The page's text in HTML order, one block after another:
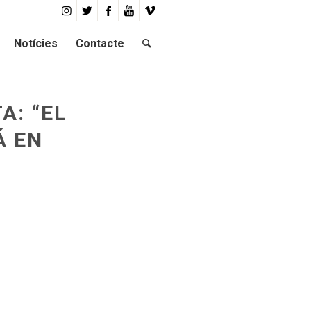
Notícies Contacte
“EL
EN